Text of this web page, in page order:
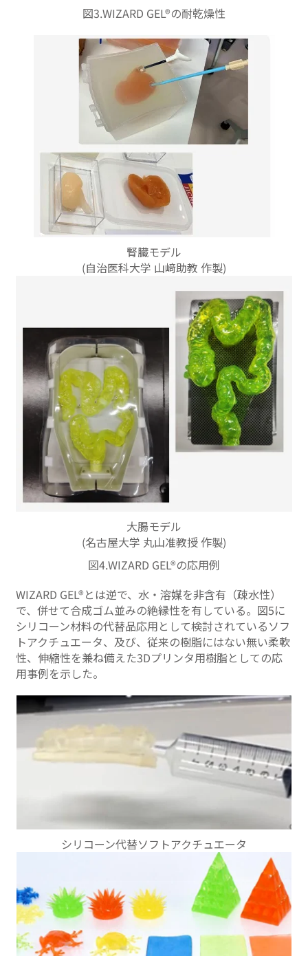
図3.WIZARD GEL®の耐乾燥性
腎臓モデル
(自治医科大学 山﨑助教 作製)
大腸モデル
(名古屋大学 丸山准教授 作製)
図4.WIZARD GEL®の応用例
WIZARD GEL®とは逆で、水・溶媒を非含有（疎水性）
で、併せて合成ゴム並みの絶縁性を有している。図5に
シリコーン材料の代替品応用として検討されているソフ
トアクチュエータ、及び、従来の樹脂にはない無い柔軟
性、伸縮性を兼ね備えた3Dプリンタ用樹脂としての応
用事例を示した。
シリコーン代替ソフトアクチュエータ